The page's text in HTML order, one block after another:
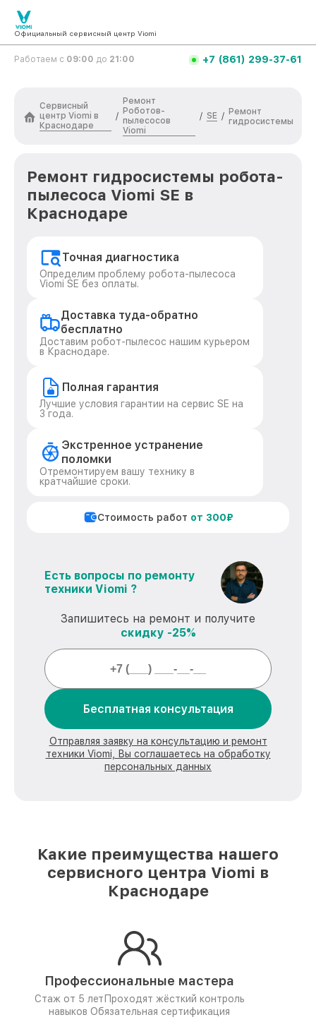
Официальный сервисный центр Viomi
Работаем с 09:00 до 21:00 +7 (861) 299-37-61
Сервисный
центр Viomi в
Краснодаре
/
Ремонт
Роботов-
пылесосов
Viomi
/ SE / Ремонт
гидросистемы
Ремонт гидросистемы робота-
пылесоса Viomi SE в
Краснодаре
Точная диагностика
Определим проблему робота-пылесоса
Viomi SE без оплаты.
Доставка туда-обратно
бесплатно
Доставим робот-пылесос нашим курьером
в Краснодаре.
Полная гарантия
Лучшие условия гарантии на сервис SE на
3 года.
Экстренное устранение
поломки
Отремонтируем вашу технику в
кратчайшие сроки.
Стоимость работ от 300₽
Есть вопросы по ремонту
техники Viomi ?
Запишитесь на ремонт и получите
скидку -25%
Бесплатная консультация
Отправляя заявку на консультацию и ремонт
техники Viomi, Вы соглашаетесь на обработку
персональных данных
Какие преимущества нашего
сервисного центра Viomi в
Краснодаре
Профессиональные мастера
Стаж от 5 лет Проходят жёсткий контроль
навыков Обязательная сертификация